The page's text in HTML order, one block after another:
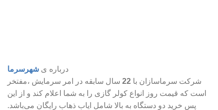
درباره ی شهرسرما
شرکت سرماسازان با 22 سال سابقه در امر سرمایش ،مفتخر
است که قیمت روز انواع کولر گازی را به شما اعلام کند و از این
پس خرید دو دستگاه به بالا شامل ایاب ذهاب رایگان می‌باشد.